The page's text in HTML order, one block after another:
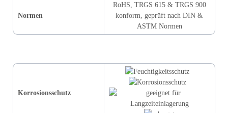
Normen
RoHS, TRGS 615& TRGS 900
konform, geprüft nach DIN &
ASTM Normen
Korrosions­schutz